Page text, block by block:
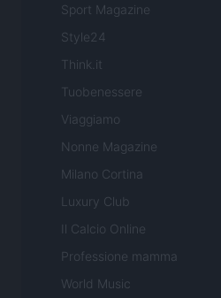
Sport Magazine
Style24
Think.it
Tuobenessere
Viaggiamo
Nonne Magazine
Milano Cortina
Luxury Club
Il Calcio Online
Professione mamma
World Music